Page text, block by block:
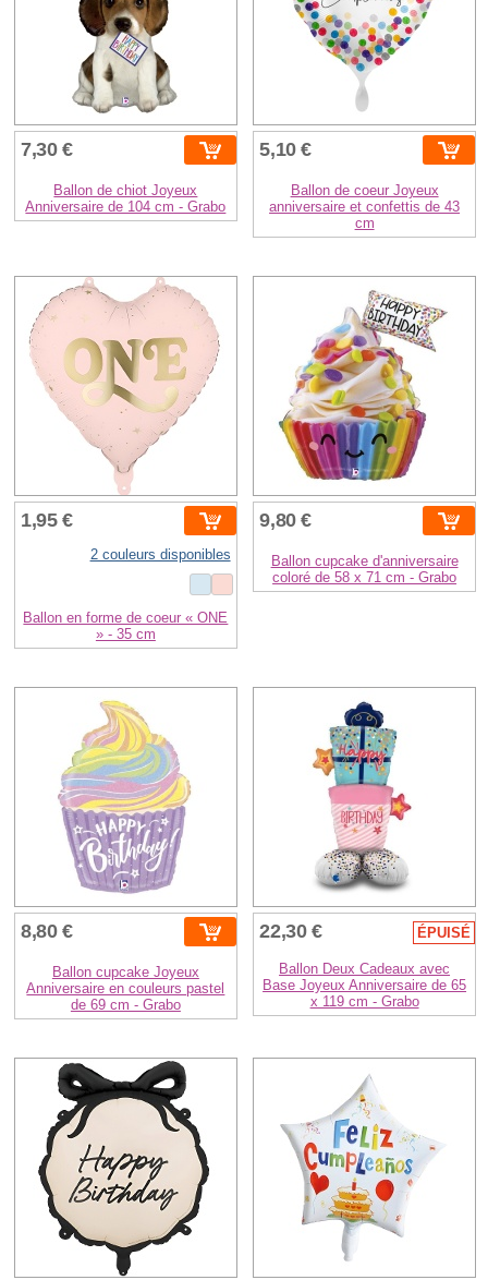
7,30 €
Ballon de chiot Joyeux
Anniversaire de 104 cm - Grabo
5,10 €
Ballon de coeur Joyeux
anniversaire et confettis de 43
cm
1,95 €
2 couleurs disponibles
Ballon en forme de coeur « ONE
» - 35 cm
9,80 €
Ballon cupcake d'anniversaire
coloré de 58 x 71 cm - Grabo
8,80 €
Ballon cupcake Joyeux
Anniversaire en couleurs pastel
de 69 cm - Grabo
22,30 € ÉPUISÉ
Ballon Deux Cadeaux avec
Base Joyeux Anniversaire de 65
x 119 cm - Grabo